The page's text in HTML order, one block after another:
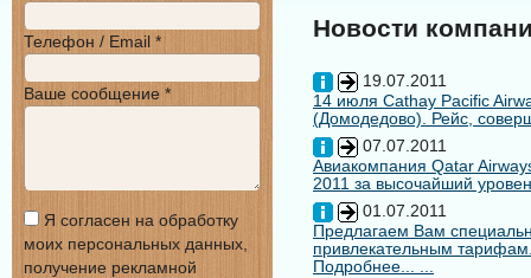
Новости
19.07.2011
14 июля Cathay Pacific
(Домодедово). Рейс,
07.07.2011
Авиакомпания Qatar
2011 за высочайший
01.07.2011
Предлагаем Вам
привлекательным
Подробнее... ...
Телефон / Email *
Ваше сообщение *
Я согласен на обработку
моих персональных данных,
получение рекламной